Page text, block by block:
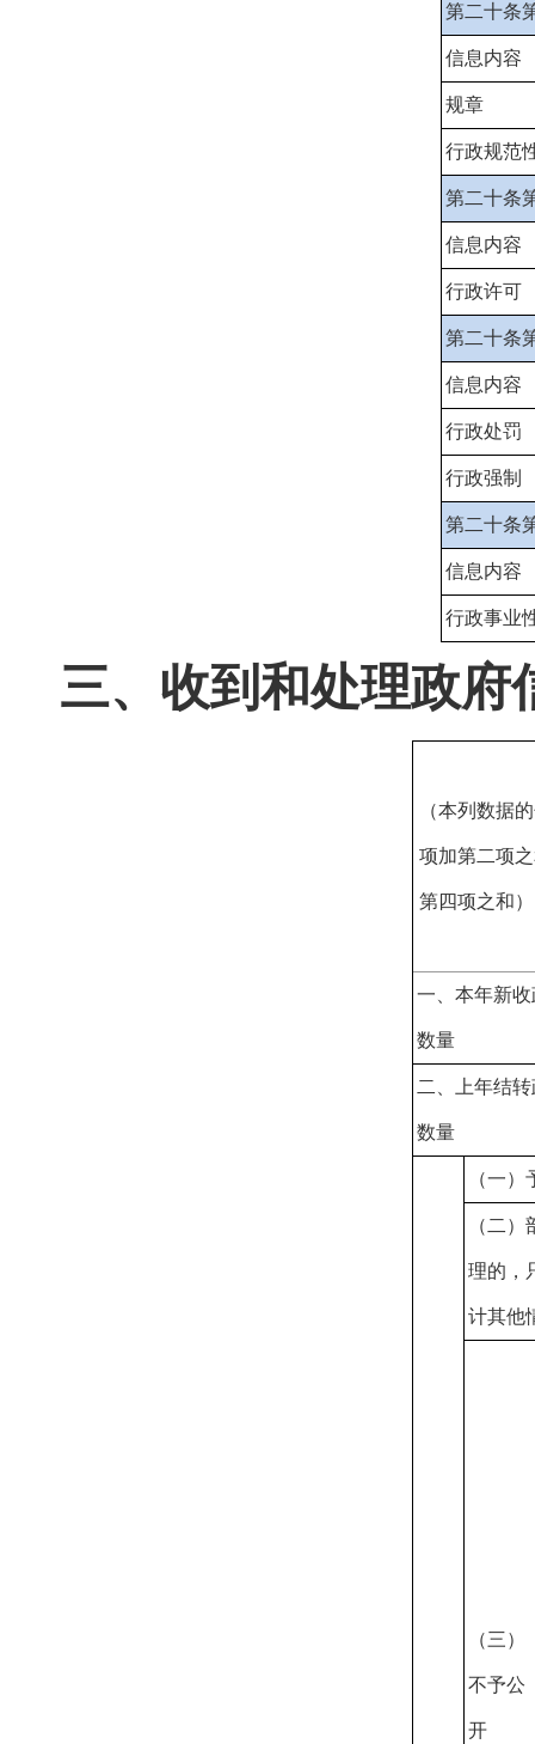
第二十条
信息内容
规章
行政规范
第二十条
信息内容
行政许可
第二十条
信息内容
行政处罚
行政强制
第二十条
信息内容
行政事业
三、收到和处理政府
（本列数据
项加第二项
第四项之和）
一、本年新
数量
二、上年结
数量
（一）
（二
理的 ，
计其他
（三）
不予公
开